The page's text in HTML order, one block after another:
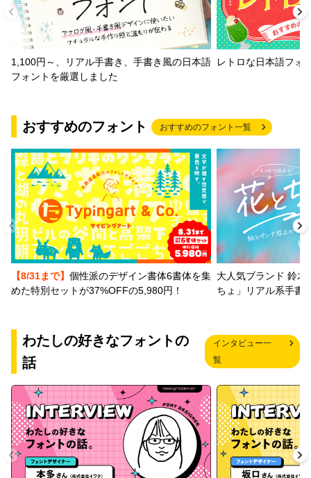
1,100円～、リアル手書き、手書き風の日本語
フォントを厳選しました
レトロな日本語フォ
おすすめのフォント おすすめのフォント一覧
【8/31まで】 個性派のデザイン書体6書体を集
めた特別セットが37%OFFの5,980円！
大人気ブランド 鈴木
ちょ」リアル系手書
わたしの好きなフォントの
話
インタビュー一
覧